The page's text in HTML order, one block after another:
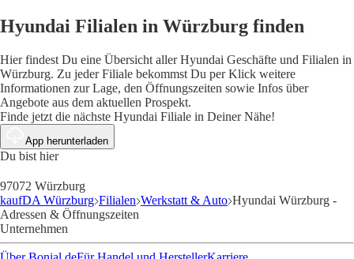
Hyundai Filialen in Würzburg finden
Hier findest Du eine Übersicht aller Hyundai Geschäfte und Filialen in
Würzburg. Zu jeder Filiale bekommst Du per Klick weitere
Informationen zur Lage, den Öffnungszeiten sowie Infos über
Angebote aus dem aktuellen Prospekt.
Finde jetzt die nächste Hyundai Filiale in Deiner Nähe!
App herunterladen
Du bist hier
97072 Würzburg
kaufDA Würzburg Filialen Werkstatt & Auto Hyundai Würzburg -
Adressen & Öffnungszeiten
Unternehmen